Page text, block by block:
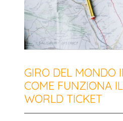
GIRO DEL MONDO
COME FUNZIONA
WORLD TICKET